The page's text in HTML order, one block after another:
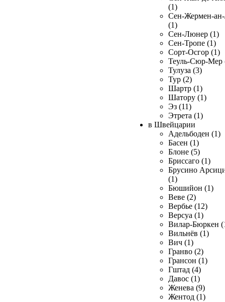
(1)
Сен-Жермен-
(1)
Сен-Люнер (1)
Сен-Тропе (1)
Сорт-Осгор (1)
Теуль-Сюр-Мер
Тулуза (3)
Тур (2)
Шартр (1)
Шатору (1)
Эз (11)
Этрета (1)
в Швейцарии
Адельбоден (1)
Басен (1)
Блоне (5)
Бриссаго (1)
Брусино
(1)
Бюшийон (1)
Веве (2)
Вербье (12)
Версуа (1)
Вилар-Бюркен
Вильнёв (1)
Вич (1)
Гранво (2)
Грансон (1)
Гштад (4)
Давос (1)
Женева (9)
Жентод (1)